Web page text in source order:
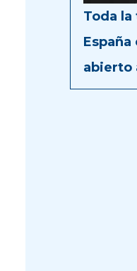
Toda
abierto